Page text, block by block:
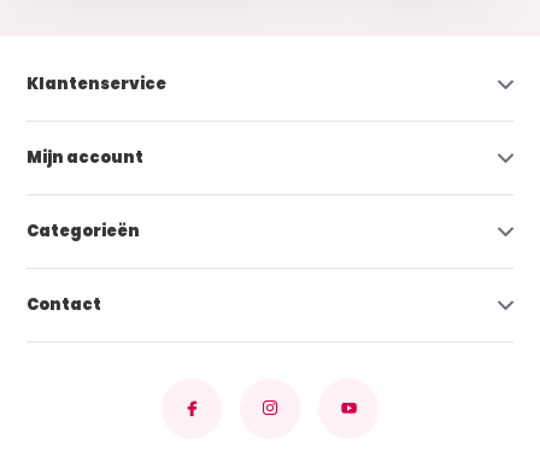
Klantenservice
Mijn account
Categorieën
Contact